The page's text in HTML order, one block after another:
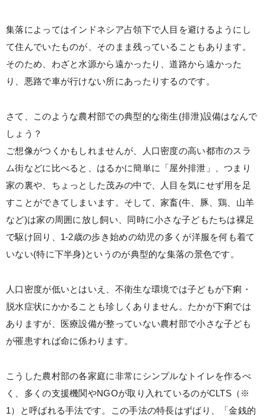
集落によってはインドネシア占領下で人目を避けるようにし
て住んでいたものが、そのまま残っていることもあります。
そのため、わざと水源から遠かったり、道路から遠かった
り、悪路で車が行けない所にあったりするのです。
さて、このような農村部での典型的な衛生(排泄)設備はなんで
しょう？
ご想像がつくかもしれませんが、人口密度の高い都市のスラ
ム街などに比べると、はるかに簡単に「屋外排泄」、つまり
家の裏や、ちょっとした茂みの中で、人目を気にせず用を足
すことができてしまいます。そして、家畜(牛、豚、鶏、山羊
など)は家の周囲に放し飼い、同時に小さな子どもたちは裸足
で駆け回り、1-2歳の歩き始めの幼児の多くが洋服を何も着て
いない(特に下半身)というのが典型的な集落の景色です。
人口密度が低いとはいえ、不衛生な環境では子どもが下痢・
脱水症状にかかることも珍しくありません。たかが下痢では
ありますが、医療設備が整っていない農村部で小さな子ども
が罹患すれば命に係わります。
こうした農村部の各家庭に非常にシンプルなトイレを作るべ
く、多くの支援機関やNGOが取り入れているのがCLTS（※
1）と呼ばれる手法です。この手法の特長はずばり、「金銭的